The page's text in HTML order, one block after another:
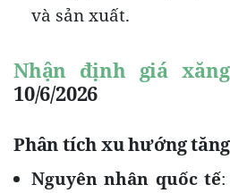
và sản xuất.
Nhận định giá
10/6/2026
Phân tích xu hướng
Nguyên nhân quốc tế